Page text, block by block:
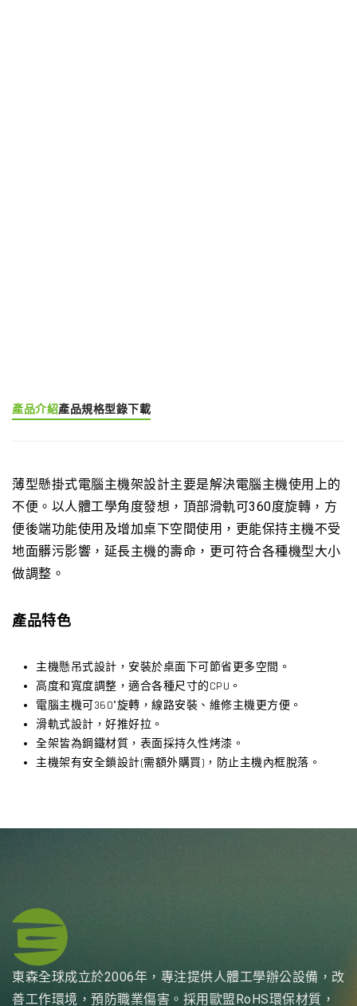
產品介紹產品規格型錄下載
薄型懸掛式電腦主機架設計主要是解決電腦主機使用上的
不便。以人體工學角度發想，頂部滑軌可360度旋轉，方
便後端功能使用及增加桌下空間使用，更能保持主機不受
地面髒污影響，延長主機的壽命，更可符合各種機型大小
做調整。
產品特色
主機懸吊式設計，安裝於桌面下可節省更多空間。
高度和寬度調整，適合各種尺寸的CPU。
電腦主機可360°旋轉，線路安裝、維修主機更方便。
滑軌式設計，好推好拉。
全架皆為鋼鐵材質，表面採持久性烤漆。
主機架有安全鎖設計(需額外購買)，防止主機內框脫落。
東森全球成立於2006年，專注提供人體工學辦公設備，改
善工作環境，預防職業傷害。採用歐盟RoHS環保材質，